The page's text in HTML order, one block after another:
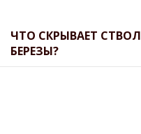
ЧТО СКРЫВАЕТ СТВОЛ
БЕРЕЗЫ?